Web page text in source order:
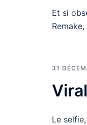
Et si
31
Le